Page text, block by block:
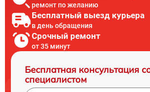
ремонт по желанию
Бесплатный выезд курьера
в день обращения
Срочный ремонт
от 35 минут
Бесплатная консультация
специалистом